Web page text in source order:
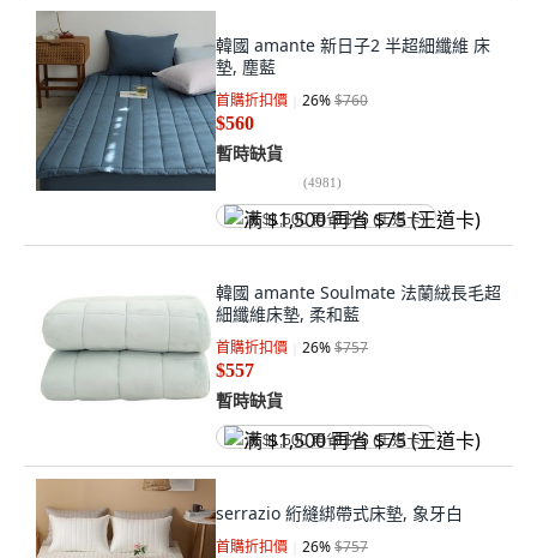
韓國 amante 新日子2 半超細纖維 床
墊, 塵藍
首購折扣價 26%$760
$560
暫時缺貨
(4981)
满 $1,500 再省 $75 (王道卡)
韓國 amante Soulmate 法蘭絨長毛超
細纖維床墊, 柔和藍
首購折扣價 26%$757
$557
暫時缺貨
满 $1,500 再省 $75 (王道卡)
serrazio 絎縫綁帶式床墊, 象牙白
首購折扣價 26%$757